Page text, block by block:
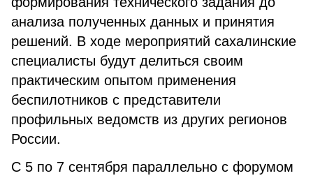
анализа полученных данных и принятия
решений. В ходе мероприятий сахалинские
специалисты будут делиться своим
практическим опытом применения
беспилотников с представители
профильных ведомств из других регионов
России.
С 5 по 7 сентября параллельно с форумом